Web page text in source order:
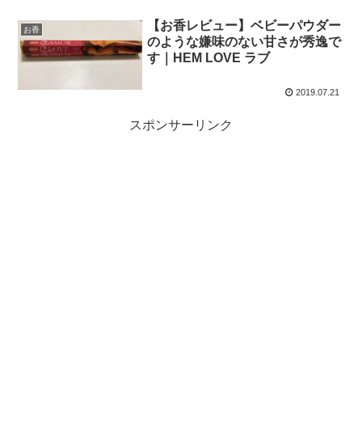
お香
【お香レビュー】ベビーパウダー
のような嫌味のない甘さが秀逸で
す｜HEM LOVE ラブ
2019.07.21
スポンサーリンク